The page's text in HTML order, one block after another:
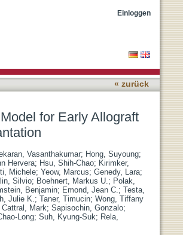
After Living-Einloggen
« zurück
for Early Allograft
Vasanthakumar; Hong, Suyoung;
Hervera; Hsu, Shih-Chao; Kirimker,
Michele; Yeow, Marcus; Genedy, Lara;
Silvio; Boehnert, Markus U.; Polak,
Benjamin; Emond, Jean C.; Testa,
Julie K.; Taner, Timucin; Wong, Tiffany
Cattral, Mark; Sapisochin, Gonzalo;
Long; Suh, Kyung-Suk; Rela,